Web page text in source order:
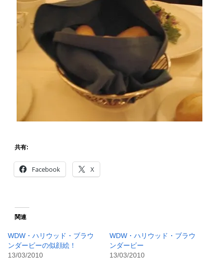
共有:
Facebook X
関連
WDW・ハリウッド・ブラウ
ンダービーの似顔絵！
13/03/2010
WDW・ハリウッド・ブラウ
ンダービー
13/03/2010